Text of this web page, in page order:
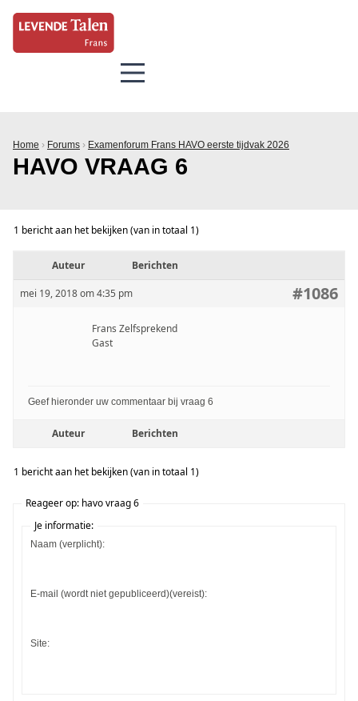
Home › Forums › Examenforum Frans HAVO eerste tijdvak 2026
HAVO VRAAG 6
1 bericht aan het bekijken (van in totaal 1)
Auteur Berichten
mei 19, 2018 om 4:35 pm #1086
Frans Zelfsprekend
Gast
Geef hieronder uw commentaar bij vraag 6
Auteur Berichten
1 bericht aan het bekijken (van in totaal 1)
Reageer op: havo vraag 6
Je informatie:
Naam (verplicht):
E-mail (wordt niet gepubliceerd)(vereist):
Site: